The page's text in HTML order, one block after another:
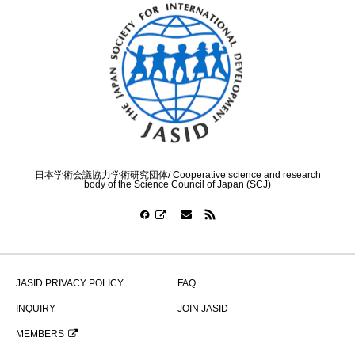
日本学術会議協力学術研究団体/ Cooperative science and research
body of the Science Council of Japan (SCJ)
JASID PRIVACY POLICY FAQ
INQUIRY JOIN JASID
MEMBERS